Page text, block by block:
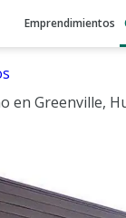
Emprendimientos
en Greenville,